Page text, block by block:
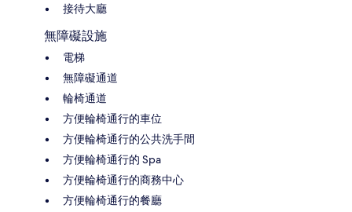
接待大廳
無障礙設施
電梯
無障礙通道
輪椅通道
方便輪椅通行的車位
方便輪椅通行的公共洗手間
方便輪椅通行的 Spa
方便輪椅通行的商務中心
方便輪椅通行的餐廳